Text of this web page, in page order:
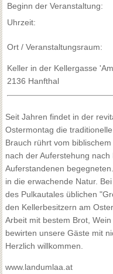
Beginn der Veranstaltung:
Uhrzeit:
Ort / Veranstaltungsraum:
Keller in der Kellergasse
2136 Hanfthal
Seit Jahren findet in der
Ostermontag die
Brauch rührt vom
nach der Auferstehung
Auferstandenen
in die erwachende Natur.
des Pulkautales üblichen
den Kellerbesitzern am
Arbeit mit bestem Brot,
bewirten unsere Gäste mit
Herzlich willkommen.
www.landumlaa.at